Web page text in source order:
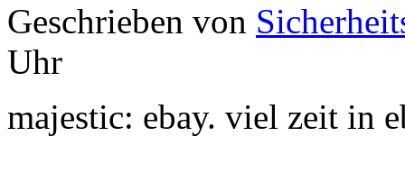
Geschrieben von
Uhr
majestic: ebay. viel zeit in